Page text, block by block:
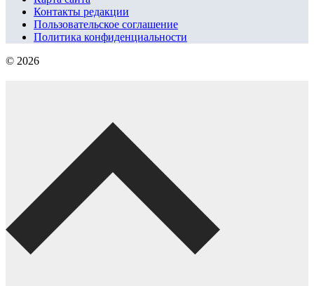
Контакты редакции
Пользовательское соглашение
Политика конфиденциальности
© 2026